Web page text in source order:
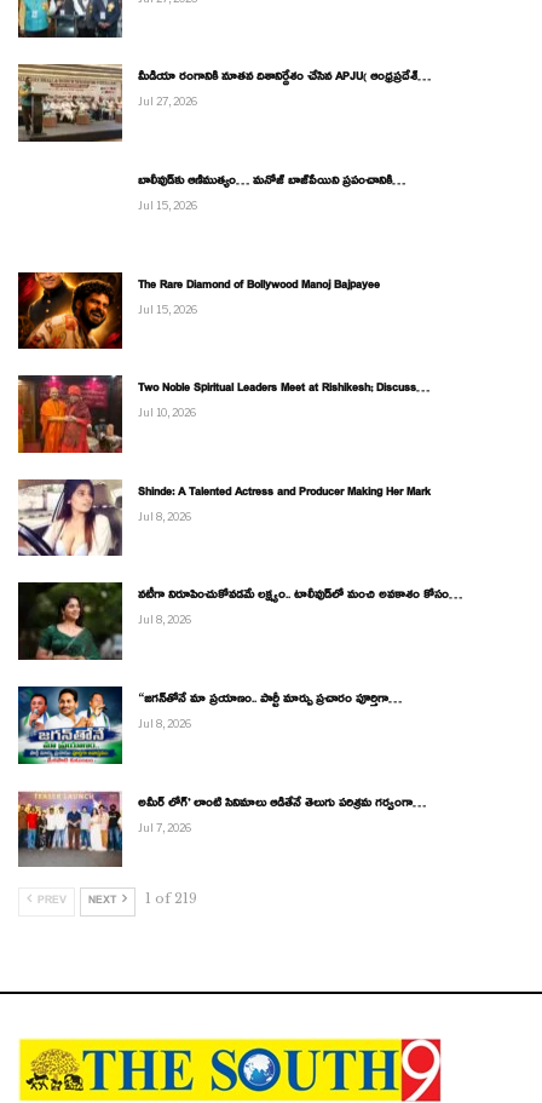
మీడియా రంగానికి నూతన దిశానిర్దేశం చేసిన APJU( ఆంధ్రప్రదేశ్…
Jul 27, 2026
బాలీవుడ్‌కు ఆణిముత్యం… మనోజ్ బాజ్‌పేయిని ప్రపంచానికి…
Jul 15, 2026
The Rare Diamond of Bollywood Manoj Bajpayee
Jul 15, 2026
Two Noble Spiritual Leaders Meet at Rishikesh; Discuss…
Jul 10, 2026
Shinde: A Talented Actress and Producer Making Her Mark
Jul 8, 2026
నటీగా నిరూపించుకోవడమే లక్ష్యం.. టాలీవుడ్‌లో మంచి అవకాశం కోసం…
Jul 8, 2026
“జగన్‌తోనే మా ప్రయాణం.. పార్టీ మార్పు ప్రచారం పూర్తిగా…
Jul 8, 2026
అమీర్ లోగ్’ లాంటి సినిమాలు ఆడితేనే తెలుగు పరిశ్రమ గర్వంగా…
Jul 7, 2026
PREV NEXT 1 of 219